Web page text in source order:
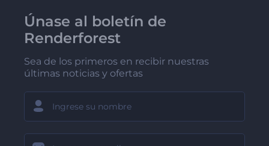
Únase al boletín de
Renderforest
Sea de los primeros en recibir nuestras
últimas noticias y ofertas